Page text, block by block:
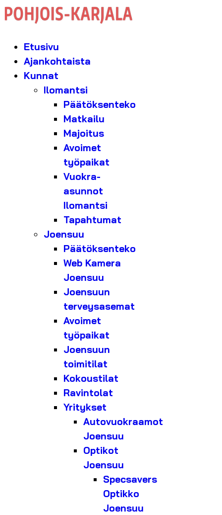
Etusivu
Ajankohtaista
Kunnat
Ilomantsi
Päätöksenteko
Matkailu
Majoitus
Avoimet
työpaikat
Vuokra-
asunnot
Ilomantsi
Tapahtumat
Joensuu
Päätöksenteko
Web Kamera
Joensuu
Joensuun
terveysasemat
Avoimet
työpaikat
Joensuun
toimitilat
Kokoustilat
Ravintolat
Yritykset
Autovuokraamot
Joensuu
Optikot
Joensuu
Specsavers
Optikko
Joensuu